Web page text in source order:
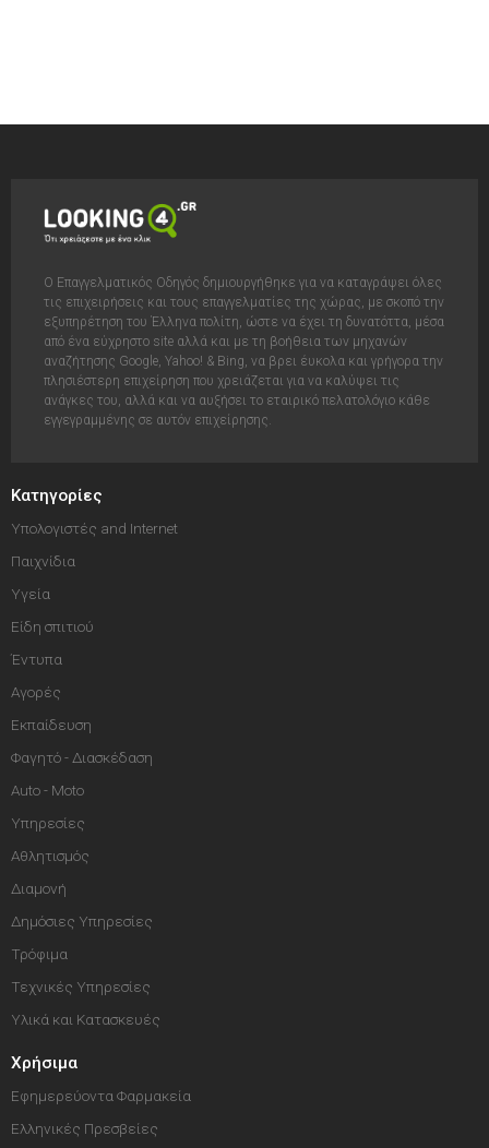
Ο Επαγγελματικός Οδηγός δημιουργήθηκε για να καταγράψει όλες
τις επιχειρήσεις και τους επαγγελματίες της χώρας, με σκοπό την
εξυπηρέτηση του Έλληνα πολίτη, ώστε να έχει τη δυνατόττα, μέσα
από ένα εύχρηστο site αλλά και με τη βοήθεια των μηχανών
αναζήτησης Google, Yahoo! & Bing, να βρει έυκολα και γρήγορα την
πλησιέστερη επιχείρηση που χρειάζεται για να καλύψει τις
ανάγκες του, αλλά και να αυξήσει το εταιρικό πελατολόγιο κάθε
εγγεγραμμένης σε αυτόν επιχείρησης.
Κατηγορίες
Υπολογιστές and Internet
Παιχνίδια
Υγεία
Είδη σπιτιού
Έντυπα
Αγορές
Εκπαίδευση
Φαγητό - Διασκέδαση
Auto - Moto
Υπηρεσίες
Αθλητισμός
Διαμονή
Δημόσιες Υπηρεσίες
Τρόφιμα
Τεχνικές Υπηρεσίες
Υλικά και Κατασκευές
Χρήσιμα
Εφημερεύοντα Φαρμακεία
Ελληνικές Πρεσβείες